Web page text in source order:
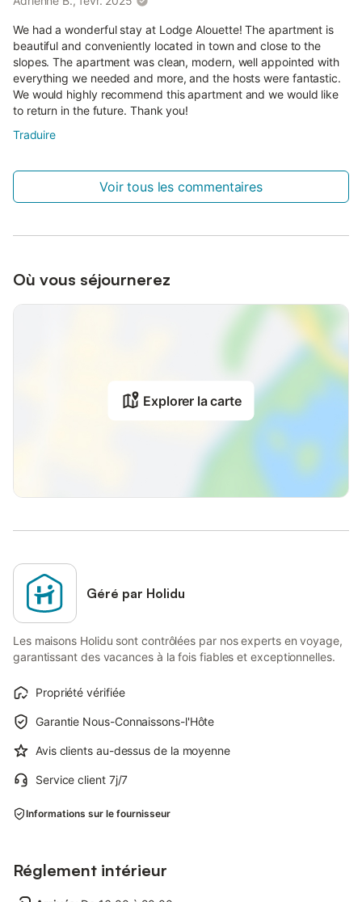
We had a wonderful stay at Lodge Alouette! The apartment is
beautiful and conveniently located in town and close to the
slopes. The apartment was clean, modern, well appointed with
everything we needed and more, and the hosts were fantastic.
We would highly recommend this apartment and we would like
to return in the future. Thank you!
Traduire
Voir tous les commentaires
Où vous séjournerez
Explorer la carte
Géré par Holidu
Les maisons Holidu sont contrôlées par nos experts en voyage,
garantissant des vacances à la fois fiables et exceptionnelles.
Propriété vérifiée
Garantie Nous-Connaissons-l'Hôte
Avis clients au-dessus de la moyenne
Service client 7j/7
Informations sur le fournisseur
Réglement intérieur